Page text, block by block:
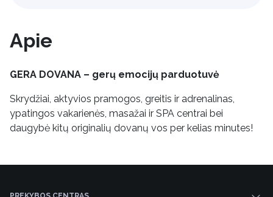
Apie
GERA DOVANA – gerų emocijų parduotuvė
Skrydžiai, aktyvios pramogos, greitis ir adrenalinas,
ypatingos vakarienės, masažai ir SPA centrai bei
daugybė kitų originalių dovanų vos per kelias minutes!